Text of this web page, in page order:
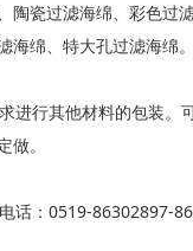
陶瓷过滤海绵、彩色过
海绵、特大孔过滤海绵
行其他材料的包装。
。
话：0519-86302897-